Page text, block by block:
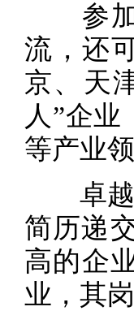
参加
流，还
京、天
人”企
等产业
卓越工
简历递
高的企
业，其